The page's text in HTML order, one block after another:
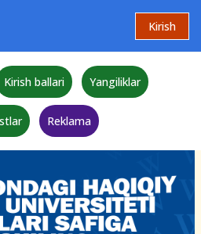
Kirish
Kirish ballari Yangiliklar
Reklama